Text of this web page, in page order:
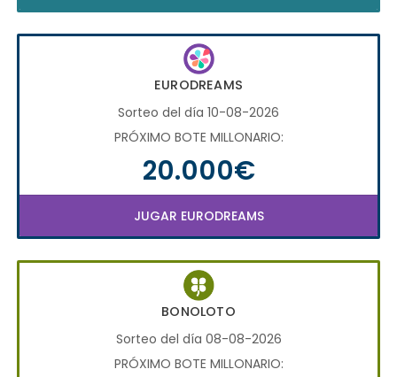
EURODREAMS
Sorteo del día 10-08-2026
PRÓXIMO BOTE MILLONARIO:
20.000€
JUGAR EURODREAMS
BONOLOTO
Sorteo del día 08-08-2026
PRÓXIMO BOTE MILLONARIO: